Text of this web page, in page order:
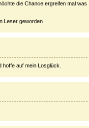
die Chance ergreifen mal was
Leser geworden
auf mein Losglück.